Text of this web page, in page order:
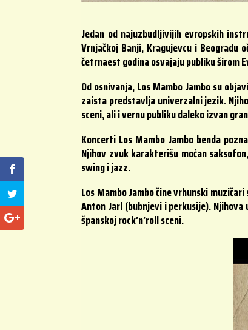
Jedan od najuzbudljivijih evropskih
Vrnjačkoj Banji, Kragujevcu i Beogradu
četrnaest godina osvajaju publiku širom
Od osnivanja, Los Mambo Jambo su
zaista predstavlja univerzalni jezik.
sceni, ali i vernu publiku daleko izvan
Koncerti Los Mambo Jambo benda
Njihov zvuk karakterišu moćan
swing i jazz.
Los Mambo Jambo čine vrhunski
Anton Jarl (bubnjevi i perkusije).
španskoj rock’n’roll sceni.